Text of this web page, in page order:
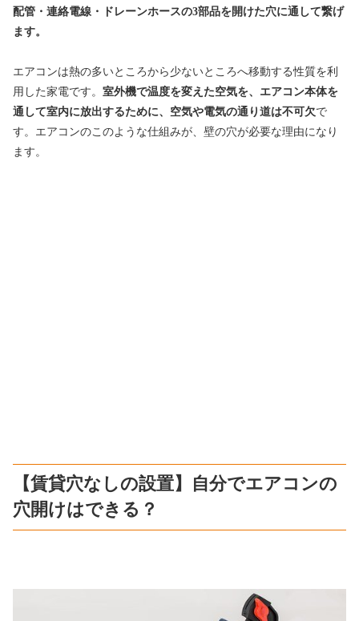
配管・連絡電線・ドレーンホースの3部品を開けた穴に通して繋げ
ます。
エアコンは熱の多いところから少ないところへ移動する性質を利
用した家電です。 室外機で温度を変えた空気を、エアコン本体を
通して室内に放出するために、空気や電気の通り道は不可欠で
す。エアコンのこのような仕組みが、壁の穴が必要な理由になり
ます。
【賃貸穴なしの設置】自分でエアコンの
穴開けはできる？